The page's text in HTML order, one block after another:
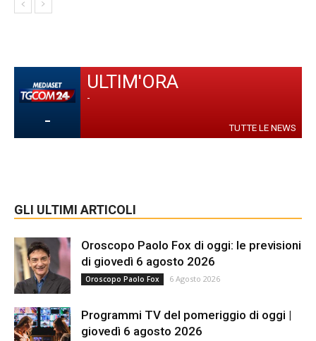
-
ULTIM'ORA
-
TUTTE LE NEWS
GLI ULTIMI ARTICOLI
Oroscopo Paolo Fox di oggi: le previsioni
di giovedì 6 agosto 2026
Oroscopo Paolo Fox 6 Agosto 2026
Programmi TV del pomeriggio di oggi |
giovedì 6 agosto 2026